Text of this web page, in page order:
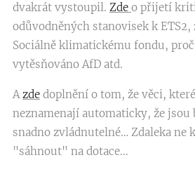
dvakrát vystoupil. Zde o přijetí
odůvodněných stanovisek k
Sociálně klimatickému fondu,
vytěsňováno AfD atd.
Azde doplnění o tom, že věci,
neznamenají automaticky, že
snadno zvládnutelné… Zdaleka ne
"sáhnout" na dotace...